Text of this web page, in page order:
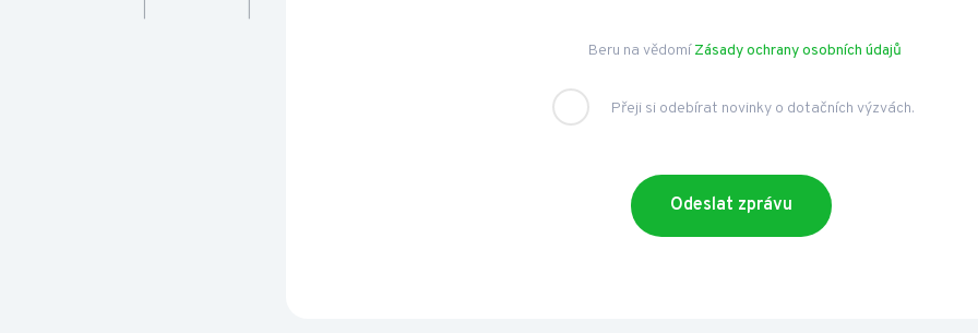
Beru na vědomíZásady ochrany osobních údajů
Přeji si odebírat novinky o dotačních výzvách.